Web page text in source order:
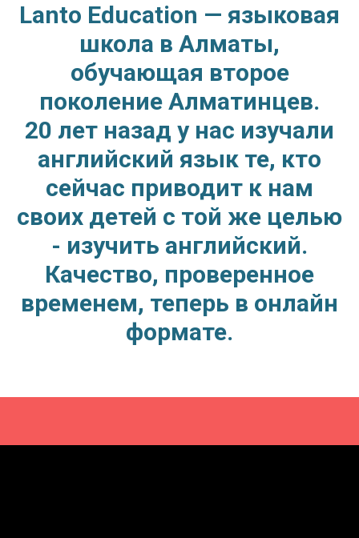
Lanto Education — языковая
школа в Алматы,
обучающая второе
поколение Алматинцев.
20 лет назад у нас изучали
английский язык те, кто
сейчас приводит к нам
своих детей с той же целью
- изучить английский.
Качество, проверенное
временем, теперь в онлайн
формате.